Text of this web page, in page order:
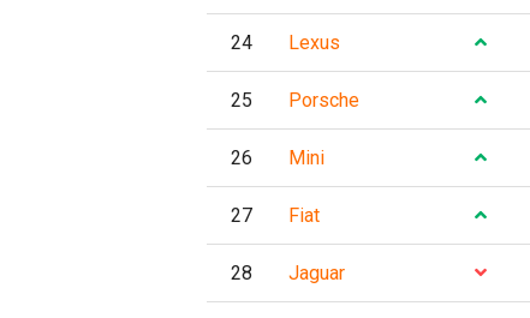
24 Lexus
25 Porsche
26 Mini
27 Fiat
28 Jaguar